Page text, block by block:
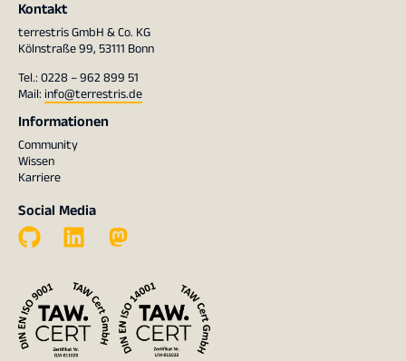
Kontakt
terrestris GmbH & Co. KG
Kölnstraße 99, 53111 Bonn
Tel.: 0228 – 962 899 51
Mail: info@terrestris.de
Informationen
Community
Wissen
Karriere
Social Media